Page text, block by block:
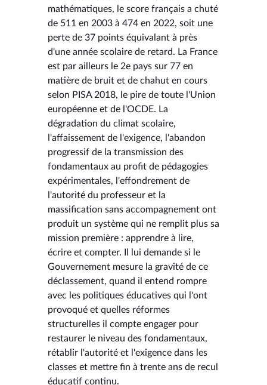
mathématiques, le score français a chuté
de 511 en 2003 à 474 en 2022, soit une
perte de 37 points équivalant à près
d'une année scolaire de retard. La France
est par ailleurs le 2e pays sur 77 en
matière de bruit et de chahut en cours
selon PISA 2018, le pire de toute l'Union
européenne et de l'OCDE. La
dégradation du climat scolaire,
l'affaissement de l'exigence, l'abandon
progressif de la transmission des
fondamentaux au profit de pédagogies
expérimentales, l'effondrement de
l'autorité du professeur et la
massification sans accompagnement ont
produit un système qui ne remplit plus sa
mission première : apprendre à lire,
écrire et compter. Il lui demande si le
Gouvernement mesure la gravité de ce
déclassement, quand il entend rompre
avec les politiques éducatives qui l'ont
provoqué et quelles réformes
structurelles il compte engager pour
restaurer le niveau des fondamentaux,
rétablir l'autorité et l'exigence dans les
classes et mettre fin à trente ans de recul
éducatif continu.